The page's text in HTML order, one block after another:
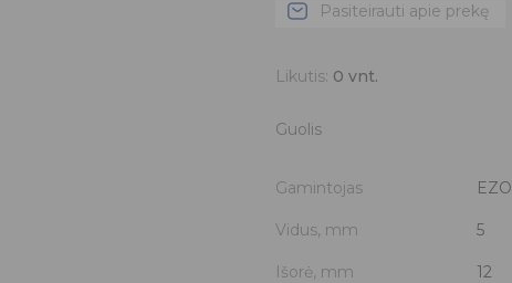
Pasiteirauti apie prekę
Likutis: 0 vnt.
Guolis
Gamintojas EZO
Vidus, mm 5
Išorė, mm 12